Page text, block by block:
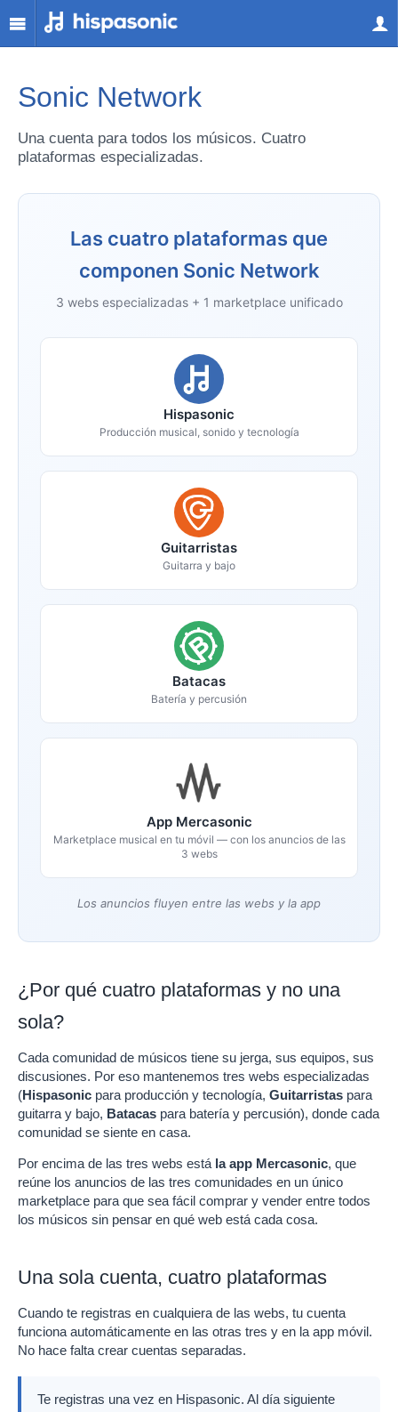
Sonic Network
Una cuenta para todos los músicos. Cuatro
plataformas especializadas.
Las cuatro plataformas que
componen Sonic Network
3 webs especializadas + 1 marketplace unificado
Hispasonic
Producción musical, sonido y tecnología
Guitarristas
Guitarra y bajo
Batacas
Batería y percusión
App Mercasonic
Marketplace musical en tu móvil — con los anuncios de las
3 webs
Los anuncios fluyen entre las webs y la app
¿Por qué cuatro plataformas y no una
sola?
Cada comunidad de músicos tiene su jerga, sus equipos, sus
discusiones. Por eso mantenemos tres webs especializadas
(Hispasonic para producción y tecnología, Guitarristas para
guitarra y bajo, Batacas para batería y percusión), donde cada
comunidad se siente en casa.
Por encima de las tres webs está la app Mercasonic, que
reúne los anuncios de las tres comunidades en un único
marketplace para que sea fácil comprar y vender entre todos
los músicos sin pensar en qué web está cada cosa.
Una sola cuenta, cuatro plataformas
Cuando te registras en cualquiera de las webs, tu cuenta
funciona automáticamente en las otras tres y en la app móvil.
No hace falta crear cuentas separadas.
Te registras una vez en Hispasonic. Al día siguiente